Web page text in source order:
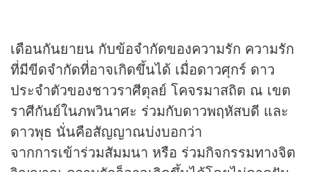
เดือนกันยายน กับข้อจำกัดของความรัก ความรัก
ที่มีขีดจำกัดที่อาจเกิดขึ้นได้ เมื่อดาวศุกร์ ดาว
ประจำตัวของชาวราศีตุลย์ โคจรมาสถิต ณ เขต
ราศีกันย์ในภพวินาศะ ร่วมกับดาวพฤหัสบดี และ
ดาวพุธ นั่นคือสัญญาณบ่งบอกว่า
จากการเข้าร่วมสัมมนา หรือ ร่วมกิจกรรมทางจิต